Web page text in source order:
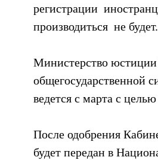
регистрации
производиться  не будет.
Министерство
общегосударственной
ведется с марта с
После одобрения
будет передан в